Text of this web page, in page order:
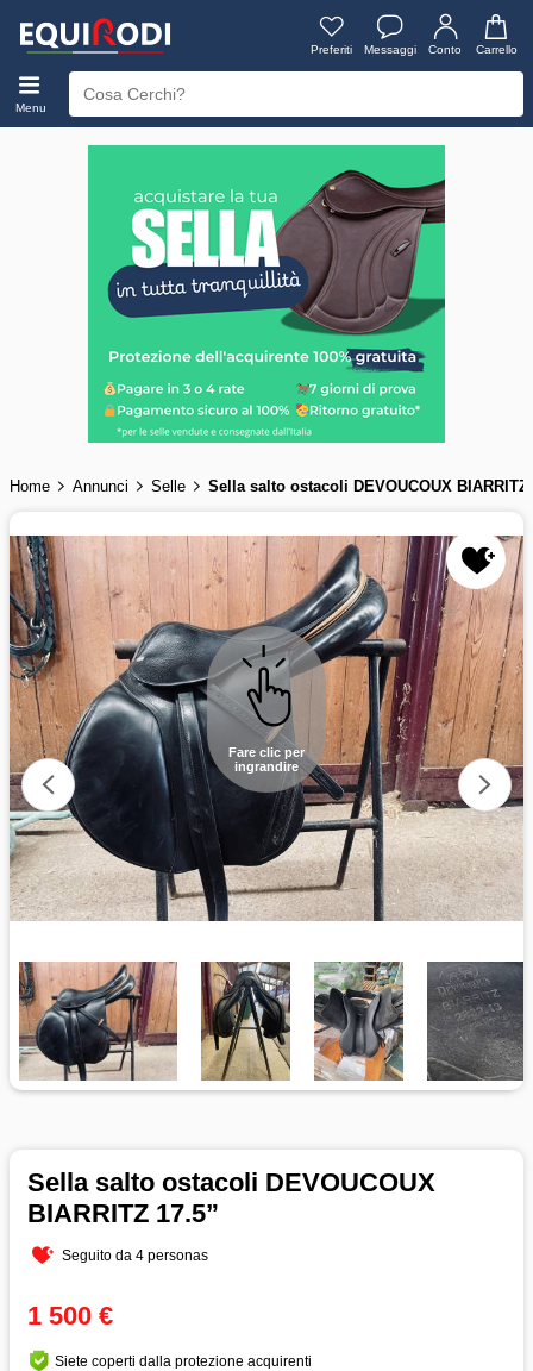
Preferiti Messaggi Conto Carrello
Menu
Home Annunci Selle Sella salto ostacoli DEVOUCOUX BIARRITZ
Fare clic per
ingrandire
Sella salto ostacoli DEVOUCOUX
BIARRITZ 17.5”
Seguito da 4 personas
1 500 €
Siete coperti dalla protezione acquirenti